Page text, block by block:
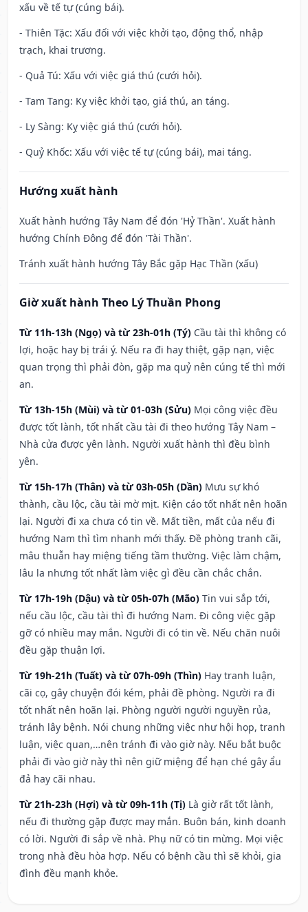
xấu về tế tự (cúng bái).
- Thiên Tặc: Xấu đối với việc khởi tạo, động thổ, nhập
trạch, khai trương.
- Quả Tú: Xấu với việc giá thú (cưới hỏi).
- Tam Tang: Kỵ việc khởi tạo, giá thú, an táng.
- Ly Sàng: Kỵ việc giá thú (cưới hỏi).
- Quỷ Khốc: Xấu với việc tế tự (cúng bái), mai táng.
Hướng xuất hành
Xuất hành hướng Tây Nam để đón 'Hỷ Thần'. Xuất hành
hướng Chính Đông để đón 'Tài Thần'.
Tránh xuất hành hướng Tây Bắc gặp Hạc Thần (xấu)
Giờ xuất hành Theo Lý Thuần Phong
Từ 11h-13h (Ngọ) và từ 23h-01h (Tý) Cầu tài thì không có
lợi, hoặc hay bị trái ý. Nếu ra đi hay thiệt, gặp nạn, việc
quan trọng thì phải đòn, gặp ma quỷ nên cúng tế thì mới
an.
Từ 13h-15h (Mùi) và từ 01-03h (Sửu) Mọi công việc đều
được tốt lành, tốt nhất cầu tài đi theo hướng Tây Nam –
Nhà cửa được yên lành. Người xuất hành thì đều bình
yên.
Từ 15h-17h (Thân) và từ 03h-05h (Dần) Mưu sự khó
thành, cầu lộc, cầu tài mờ mịt. Kiện cáo tốt nhất nên hoãn
lại. Người đi xa chưa có tin về. Mất tiền, mất của nếu đi
hướng Nam thì tìm nhanh mới thấy. Đề phòng tranh cãi,
mâu thuẫn hay miệng tiếng tầm thường. Việc làm chậm,
lâu la nhưng tốt nhất làm việc gì đều cần chắc chắn.
Từ 17h-19h (Dậu) và từ 05h-07h (Mão) Tin vui sắp tới,
nếu cầu lộc, cầu tài thì đi hướng Nam. Đi công việc gặp
gỡ có nhiều may mắn. Người đi có tin về. Nếu chăn nuôi
đều gặp thuận lợi.
Từ 19h-21h (Tuất) và từ 07h-09h (Thìn) Hay tranh luận,
cãi cọ, gây chuyện đói kém, phải đề phòng. Người ra đi
tốt nhất nên hoãn lại. Phòng người người nguyền rủa,
tránh lây bệnh. Nói chung những việc như hội họp, tranh
luận, việc quan,…nên tránh đi vào giờ này. Nếu bắt buộc
phải đi vào giờ này thì nên giữ miệng để hạn ché gây ẩu
đả hay cãi nhau.
Từ 21h-23h (Hợi) và từ 09h-11h (Tị) Là giờ rất tốt lành,
nếu đi thường gặp được may mắn. Buôn bán, kinh doanh
có lời. Người đi sắp về nhà. Phụ nữ có tin mừng. Mọi việc
trong nhà đều hòa hợp. Nếu có bệnh cầu thì sẽ khỏi, gia
đình đều mạnh khỏe.